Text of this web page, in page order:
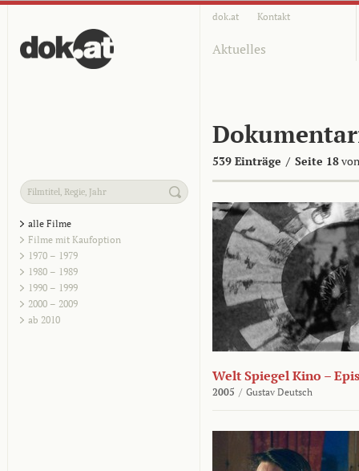
dok.at Kontakt
Aktuelles
539 Einträge / Seite 18
alle Filme
Filme mit Kaufoption
1970 – 1979
1980 – 1989
1990 – 1999
2000 – 2009
ab 2010
Welt Spiegel Kino –
2005 / Gustav Deutsch